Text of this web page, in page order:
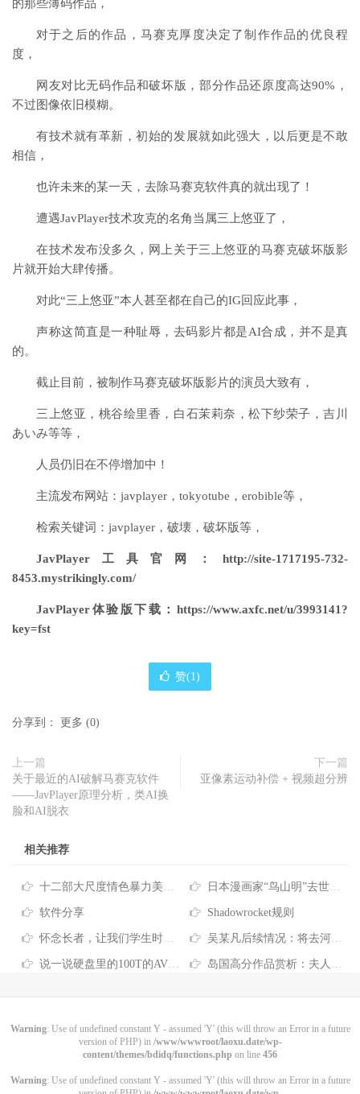
的那些薄码作品，
对于之后的作品，马赛克厚度决定了制作作品的优良程
度，
网友对比无码作品和破坏版，部分作品还原度高达90%，
不过图像依旧模糊。
有技术就有革新，初始的发展就如此强大，以后更是不敢
相信，
也许未来的某一天，去除马赛克软件真的就出现了！
遭遇JavPlayer技术攻克的名角当属三上悠亚了，
在技术发布没多久，网上关于三上悠亚的马赛克破坏版影
片就开始大肆传播。
对此“三上悠亚”本人甚至都在自己的IG回应此事，
声称这简直是一种耻辱，去码影片都是AI合成，并不是真
的。
截止目前，被制作马赛克破坏版影片的演员大致有，
三上悠亚，桃谷绘里香，白石茉莉奈，松下纱荣子，吉川
あいみ等等，
人员仍旧在不停增加中！
主流发布网站：javplayer，tokyotube，erobible等，
检索关键词：javplayer，破壊，破坏版等，
JavPlayer工具官网： http://site-1717195-732-
8453.mystrikingly.com/
JavPlayer体验版下载： https://www.axfc.net/u/3993141?
key=fst
赞(1)
分享到： 更多 (0)
上一篇
关于最近的AI破解马赛克软件
——JavPlayer原理分析，类AI换
脸和AI脱衣
下一篇
亚像素运动补偿 + 视频超分辨
相关推荐
十二部大尺度情色暴力美剧收藏[12P] 日本漫画家“鸟山明”去世，七龙珠+阿拉蕾收藏版 附《七龙珠》合集
软件分享 Shadowrocket规则
怀念长者，让我们学生时代在电影院看到了肉丝青春的奶 吴某凡后续情况：将去河北改造，可以唱歌打篮球，早餐有牛奶鸡蛋 [7P]
说一说硬盘里的100T的AV收藏和管理 岛国高分作品赏析：夫人，你也不想他坐牢的吧
Warning: Use of undefined constant Y - assumed 'Y' (this will throw an Error in a future
version of PHP) in /www/wwwroot/laoxu.date/wp-
content/themes/bdidq/functions.php on line 456
Warning: Use of undefined constant Y - assumed 'Y' (this will throw an Error in a future